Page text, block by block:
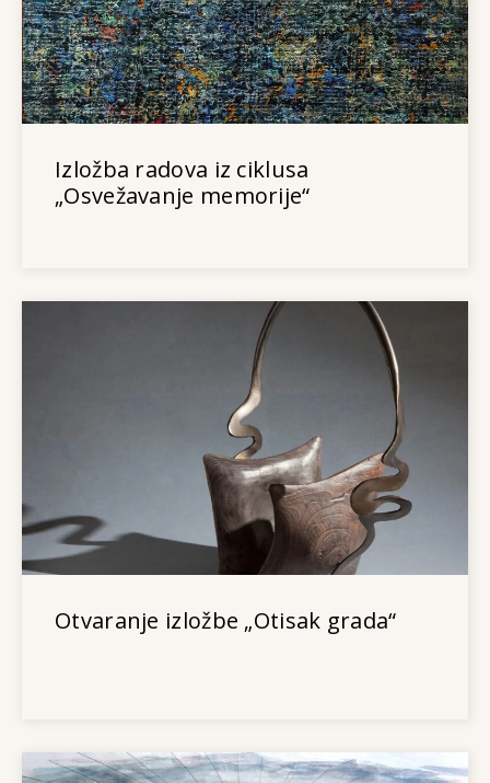
Izložba radova iz ciklusa
„Osvežavanje memorije“
Otvaranje izložbe „Otisak grada“